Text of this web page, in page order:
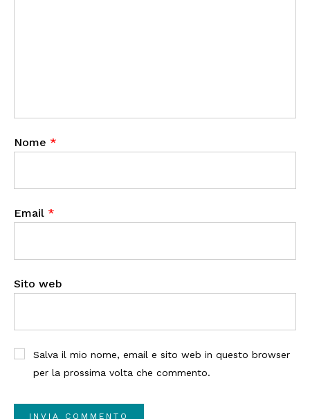
Nome *
Email *
Sito web
Salva il mio nome, email e sito web in questo browser
per la prossima volta che commento.